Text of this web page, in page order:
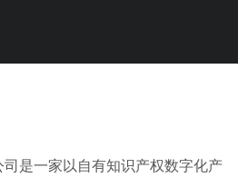
是一家以自有知识产权数字化产